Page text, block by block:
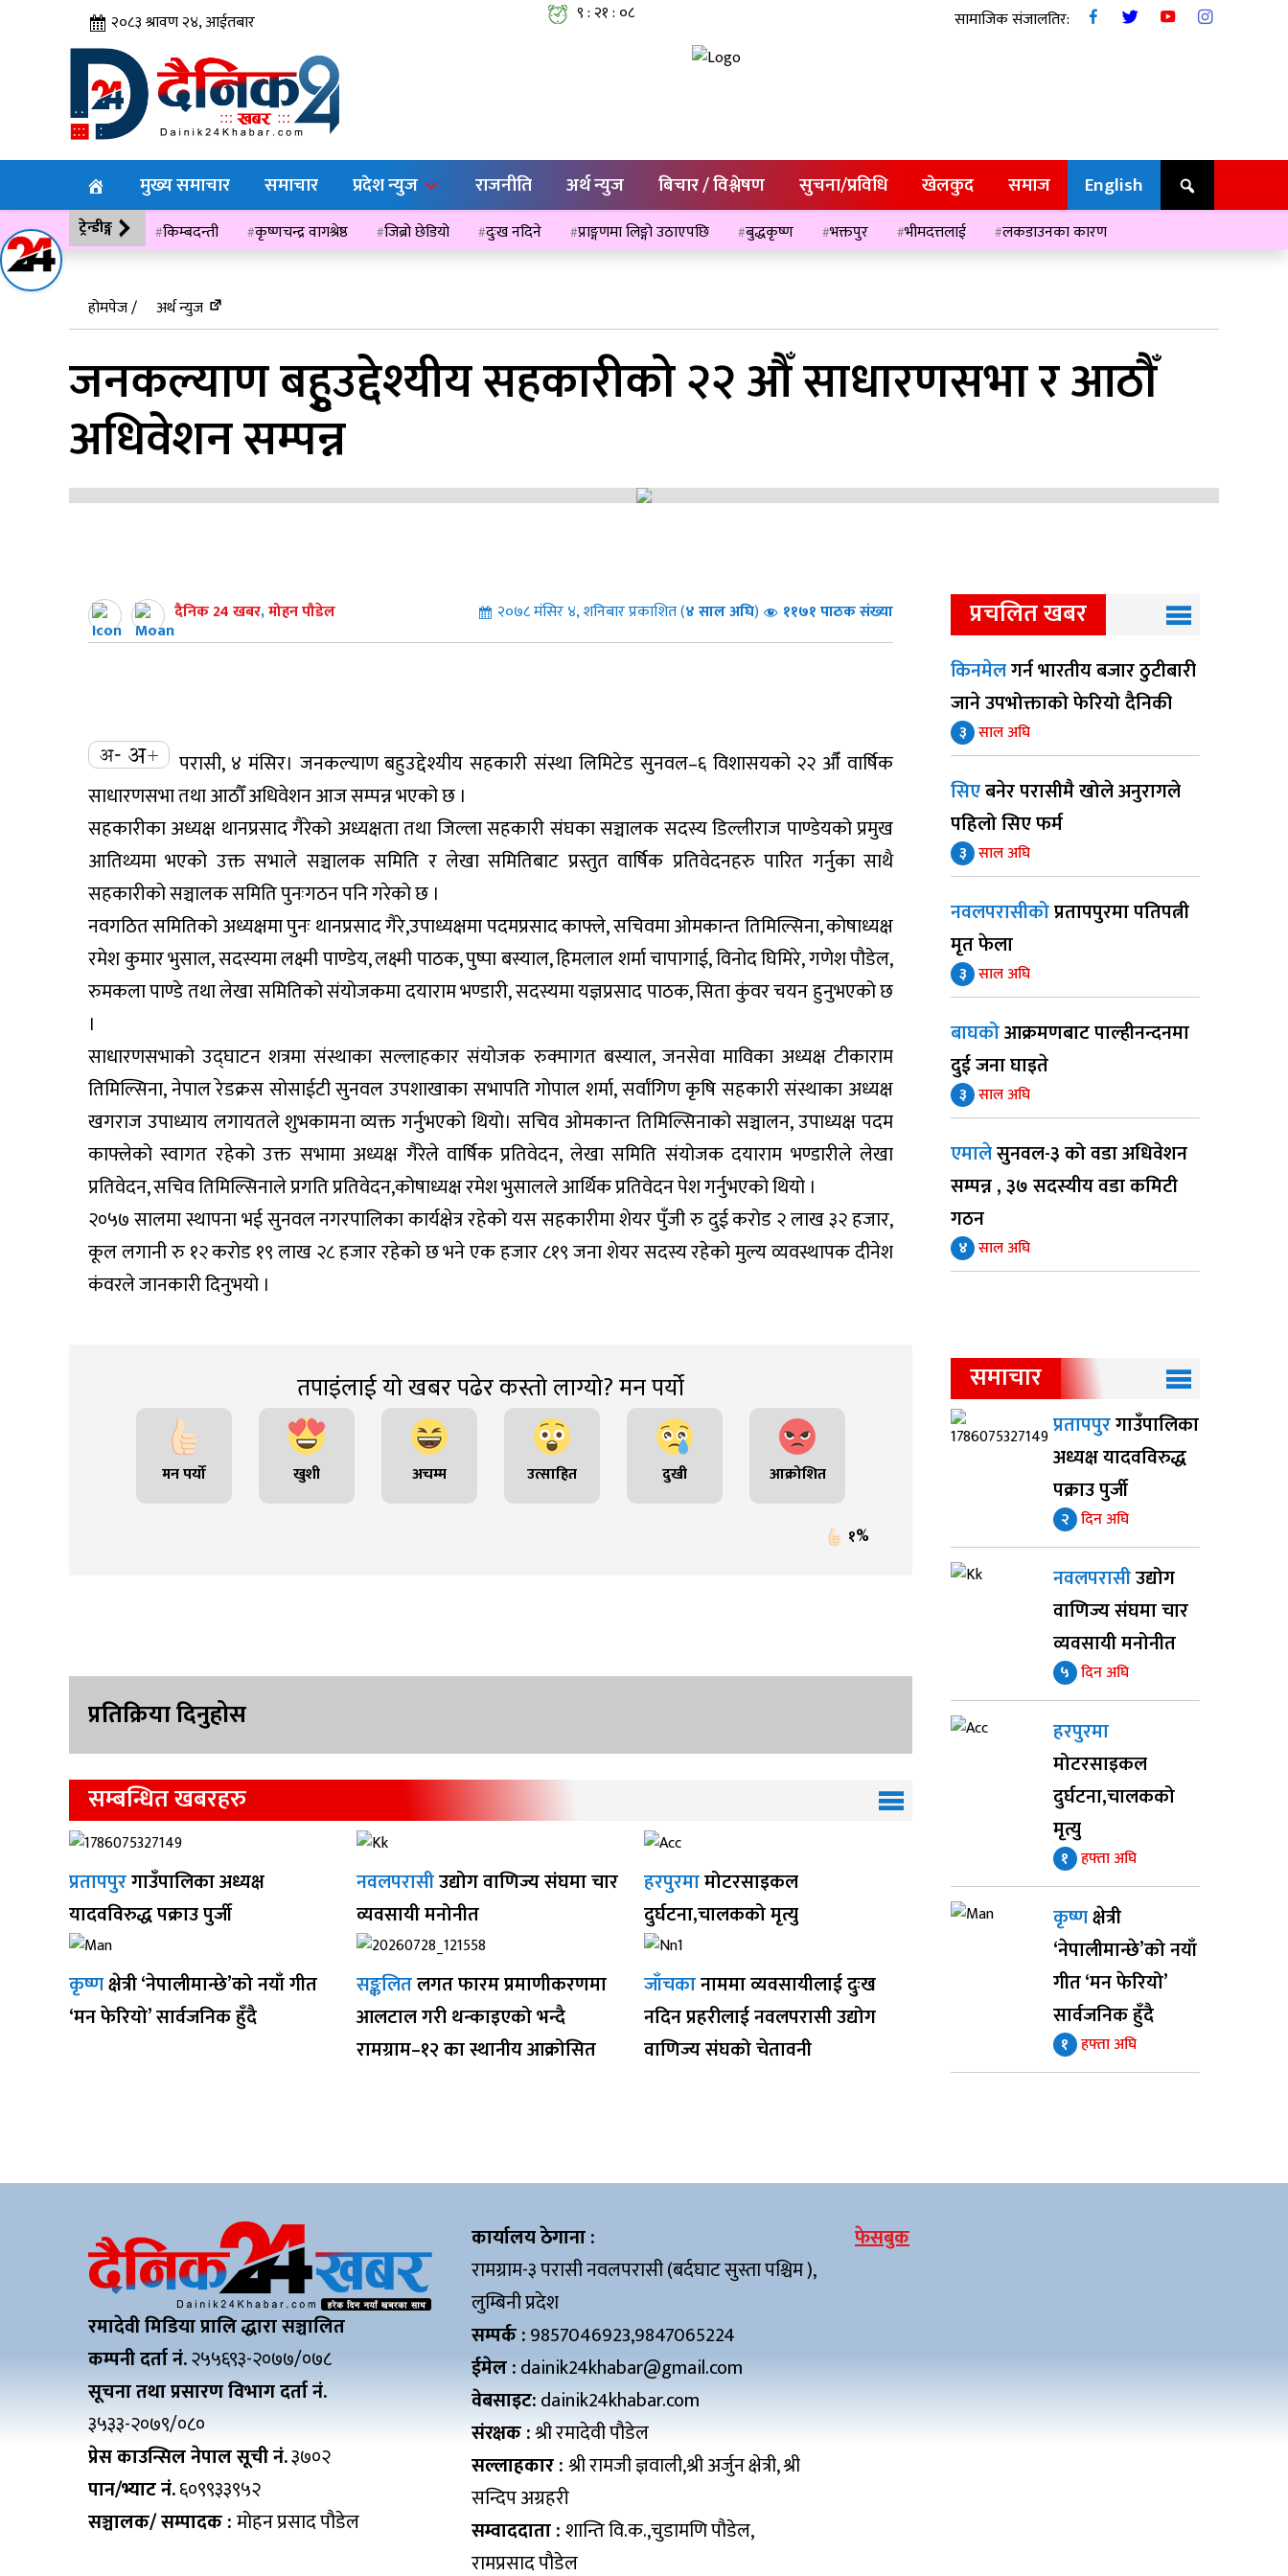
२०८३ श्रावण २४, आईतबार ९ : २१ : ०९ सामाजिक संजालतिर:
मुख्य समाचार समाचार प्रदेश न्युज राजनीति अर्थ न्युज बिचार / विश्लेषण सुचना/प्रविधि खेलकुद समाज English
ट्रेन्डीङ्ग किम्बदन्ती कृष्णचन्द्र वागश्रेष्ठ जिब्रो छेडियो दुःख नदिने प्राङ्गणमा लिङ्गो उठाएपछि बुद्धकृष्ण भक्तपुर भीमदत्तलाई
लकडाउनका कारण
होमपेज /
अर्थ न्युज
जनकल्याण बहुृउद्देश्यीय सहकारीको २२ औँ साधारणसभा र आठौँ
अधिवेशन सम्पन्न
दैनिक 24 खबर,मोहन पौडेल २०७८ मंसिर ४, शनिबार प्रकाशित (४साल अघि) ११७१ पाठक संख्या
परासी, ४ मंसिर। जनकल्याण बहुउद्देश्यीय सहकारी संस्था लिमिटेड सुनवल–६ विशासयको २२ औँ वार्षिक
साधारणसभा तथा आठौँ अधिवेशन आज सम्पन्न भएको छ ।
सहकारीका अध्यक्ष थानप्रसाद गैरेको अध्यक्षता तथा जिल्ला सहकारी संघका सञ्चालक सदस्य डिल्लीराज पाण्डेयको प्रमुख
आतिथ्यमा भएको उक्त सभाले सञ्चालक समिति र लेखा समितिबाट प्रस्तुत वार्षिक प्रतिवेदनहरु पारित गर्नुका साथै
सहकारीको सञ्चालक समिति पुनःगठन पनि गरेको छ ।
नवगठित समितिको अध्यक्षमा पुनः थानप्रसाद गैरे,उपाध्यक्षमा पदमप्रसाद काफ्ले, सचिवमा ओमकान्त तिमिल्सिना, कोषाध्यक्ष
रमेश कुमार भुसाल, सदस्यमा लक्ष्मी पाण्डेय, लक्ष्मी पाठक, पुष्पा बस्याल, हिमलाल शर्मा चापागाई, विनोद घिमिरे, गणेश पौडेल,
रुमकला पाण्डे तथा लेखा समितिको संयोजकमा दयाराम भण्डारी, सदस्यमा यज्ञप्रसाद पाठक, सिता कुंवर चयन हुनुभएको छ
।
साधारणसभाको उद्घाटन शत्रमा संस्थाका सल्लाहकार संयोजक रुक्मागत बस्याल, जनसेवा माविका अध्यक्ष टीकाराम
तिमिल्सिना, नेपाल रेडक्रस सोसाईटी सुनवल उपशाखाका सभापति गोपाल शर्मा, सर्वांगिण कृषि सहकारी संस्थाका अध्यक्ष
खगराज उपाध्याय लगायतले शुभकामना व्यक्त गर्नुभएको थियो। सचिव ओमकान्त तिमिल्सिनाको सञ्चालन, उपाध्यक्ष पदम
काफ्लेको स्वागत रहेको उक्त सभामा अध्यक्ष गैरेले वार्षिक प्रतिवेदन, लेखा समिति संयोजक दयाराम भण्डारीले लेखा
प्रतिवेदन, सचिव तिमिल्सिनाले प्रगति प्रतिवेदन,कोषाध्यक्ष रमेश भुसालले आर्थिक प्रतिवेदन पेश गर्नुभएको थियो ।
२०५७ सालमा स्थापना भई सुनवल नगरपालिका कार्यक्षेत्र रहेको यस सहकारीमा शेयर पुँजी रु दुई करोड २ लाख ३२ हजार,
कूल लगानी रु १२ करोड १९ लाख २८ हजार रहेको छ भने एक हजार ८१९ जना शेयर सदस्य रहेको मुल्य व्यवस्थापक दीनेश
कंवरले जानकारी दिनुभयो ।
तपाइंलाई यो खबर पढेर कस्तो लाग्यो? मन पर्यो
मन पर्यो खुशी अचम्म उत्साहित दुखी आक्रोशित
१%
प्रतिक्रिया दिनुहोस
सम्बन्धित खबरहरु
प्रतापपुरगाउँपालिका अध्यक्ष
यादवविरुद्ध पक्राउ पुर्जी
नवलपरासीउद्योग वाणिज्य संघमा चार
व्यवसायी मनोनीत
हरपुरमामोटरसाइकल
दुर्घटना,चालकको मृत्यु
कृष्णक्षेत्री ‘नेपालीमान्छे’को नयाँ गीत
‘मन फेरियो’ सार्वजनिक हुँदै
सङ्कलितलगत फारम प्रमाणीकरणमा
आलटाल गरी थन्काइएको भन्दै
रामग्राम–१२ का स्थानीय आक्रोसित
जाँचकानाममा व्यवसायीलाई दुःख
नदिन प्रहरीलाई नवलपरासी उद्योग
वाणिज्य संघको चेतावनी
प्रचलित खबर
किनमेलगर्न भारतीय बजार ठुटीबारी
जाने उपभोक्ताको फेरियो दैनिकी
३ साल अघि
सिएबनेर परासीमै खोले अनुरागले
पहिलो सिए फर्म
३ साल अघि
नवलपरासीकोप्रतापपुरमा पतिपत्नी
मृत फेला
३ साल अघि
बाघकोआक्रमणबाट पाल्हीनन्दनमा
दुई जना घाइते
३ साल अघि
एमालेसुनवल-३ को वडा अधिवेशन
सम्पन्न , ३७ सदस्यीय वडा कमिटी
गठन
४ साल अघि
समाचार
प्रतापपुरगाउँपालिका
अध्यक्ष यादवविरुद्ध
पक्राउ पुर्जी
२ दिन अघि
नवलपरासीउद्योग
वाणिज्य संघमा चार
व्यवसायी मनोनीत
५ दिन अघि
हरपुरमा
मोटरसाइकल
दुर्घटना,चालकको
मृत्यु
१ हफ्ता अघि
कृष्णक्षेत्री
‘नेपालीमान्छे’को नयाँ
गीत ‘मन फेरियो’
सार्वजनिक हुँदै
१ हफ्ता अघि
रमादेवी मिडिया प्रालि द्धारा सञ्चालित
कम्पनी दर्ता नं.२५५६९३-२०७७/०७८
सूचना तथा प्रसारण विभाग दर्ता नं.
३५३३-२०७९/०८०
प्रेस काउन्सिल नेपाल सूची नं.३७०२
पान/भ्याट नं.६०९९३३९५२
सञ्चालक/ सम्पादक :मोहन प्रसाद पौडेल
कार्यालय ठेगाना :
रामग्राम-३ परासी नवलपरासी (बर्दघाट सुस्ता पश्चिम ),
लुम्बिनी प्रदेश
सम्पर्क :9857046923,9847065224
ईमेल :dainik24khabar@gmail.com
वेबसाइट:dainik24khabar.com
संरक्षक :श्री रमादेवी पौडेल
सल्लाहकार :श्री रामजी ज्ञवाली,श्री अर्जुन क्षेत्री, श्री
सन्दिप अग्रहरी
सम्वाददाता :शान्ति वि.क.,चुडामणि पौडेल,
रामप्रसाद पौडेल
फेसबुक